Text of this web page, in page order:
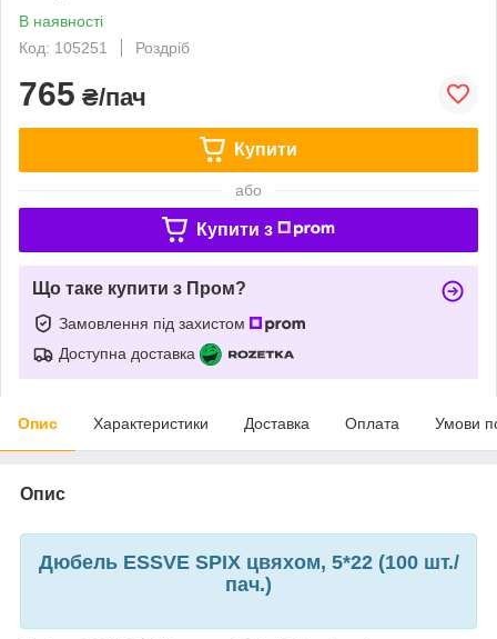
В наявності
Код: 105251
Роздріб
765 ₴/пач
Купити
або
Купити з
Що таке купити з Пром?
Замовлення під захистом
Доступна доставка
Опис Характеристики Доставка Оплата Умови
Опис
Дюбель ESSVE SPIX цвяхом, 5*22 (100 шт./
пач.)